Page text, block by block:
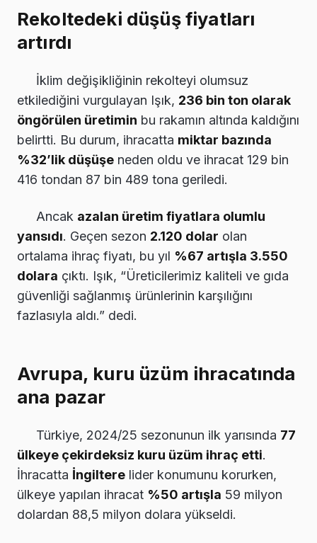
Rekoltedeki düşüş fiyatları
artırdı
İklim değişikliğinin rekolteyi olumsuz
etkilediğini vurgulayan Işık, 236 bin ton olarak
öngörülen üretimin bu rakamın altında kaldığını
belirtti. Bu durum, ihracatta miktar bazında
%32’lik düşüşe neden oldu ve ihracat 129 bin
416 tondan 87 bin 489 tona geriledi.
Ancak azalan üretim fiyatlara olumlu
yansıdı. Geçen sezon 2.120 dolar olan
ortalama ihraç fiyatı, bu yıl %67 artışla 3.550
dolara çıktı. Işık, “Üreticilerimiz kaliteli ve gıda
güvenliği sağlanmış ürünlerinin karşılığını
fazlasıyla aldı.” dedi.
Avrupa, kuru üzüm ihracatında
ana pazar
Türkiye, 2024/25 sezonunun ilk yarısında 77
ülkeye çekirdeksiz kuru üzüm ihraç etti.
İhracatta İngiltere lider konumunu korurken,
ülkeye yapılan ihracat %50 artışla 59 milyon
dolardan 88,5 milyon dolara yükseldi.